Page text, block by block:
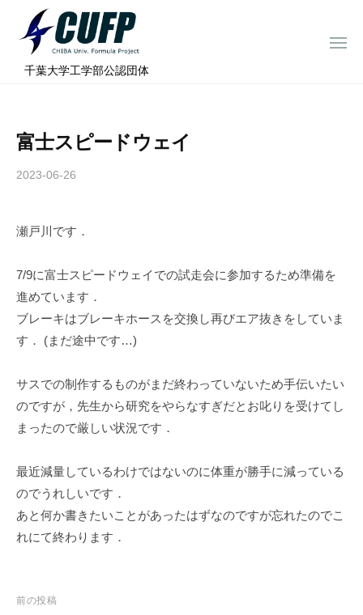
千
学
ォ
ミ
ラ
プ
ロ
ジ
ク
ト
⠀千葉大学工学部公認団体
メ
富士スピードウェイ
2023-06-26
h
b
a
o
m
u
l
瀬戸川です．
7/9に富士スピードウェイでの試走会に参加するため準備を
進めています．
ブレーキはブレーキホースを交換し再びエア抜きをしていま
す． (まだ途中です…)
サスでの制作するものがまだ終わっていないため手伝いたい
のですが，先生から研究をやらなすぎだとお叱りを受けてし
まったので厳しい状況です．
最近減量しているわけではないのに体重が勝手に減っている
のでうれしいです．
あと何か書きたいことがあったはずなのですが忘れたのでこ
れにて終わります．
投
前の投稿
ミ
ラ
ェ
ト